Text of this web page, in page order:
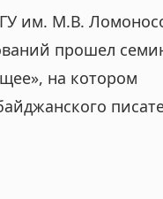
им. М.В.
прошел
на котором